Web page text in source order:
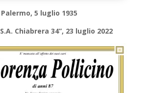
Palermo, 5 luglio 1935
Chiabrera 34”, 23 luglio 2022